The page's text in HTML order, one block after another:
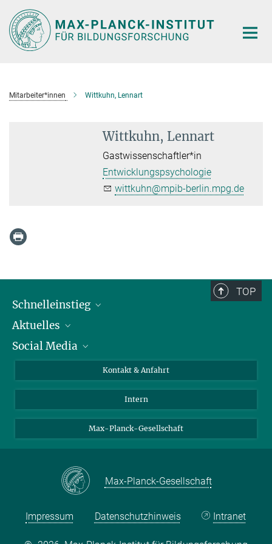
Hauptinhalt
Mitarbeiter*innen Wittkuhn, Lennart
Wittkuhn, Lennart
Gastwissenschaftler*in
Entwicklungspsychologie
wittkuhn@mpib-berlin.mpg.de
TOP
Schnelleinstieg
Personen
Pressebereich
Aktuelles
Stellenangebote
Social Media
LinkedIn
Kontakt & Anfahrt
Intern
Max-Planck-Gesellschaft
Max-Planck-Gesellschaft
Impressum Datenschutzhinweis Intranet